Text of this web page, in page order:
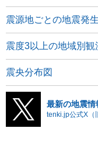
震源地ごとの地震発
震度3以上の地域別観
震央分布図
最新の地震情
tenki.jp公式X（